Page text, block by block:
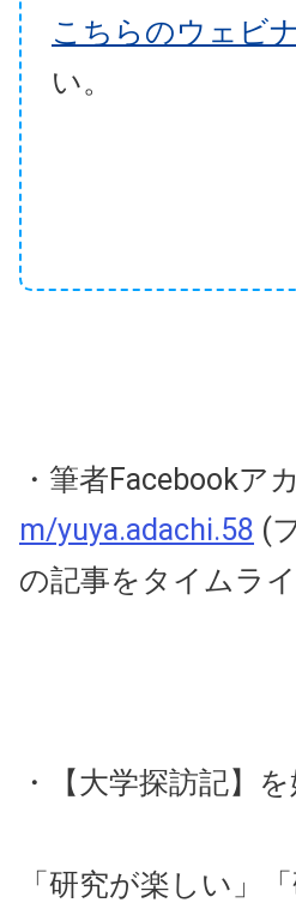
こちらのウェビ
い。
・筆者Facebookア
m/yuya.adachi.58 (
の記事をタイムラ
・【大学探訪記】
「研究が楽しい」